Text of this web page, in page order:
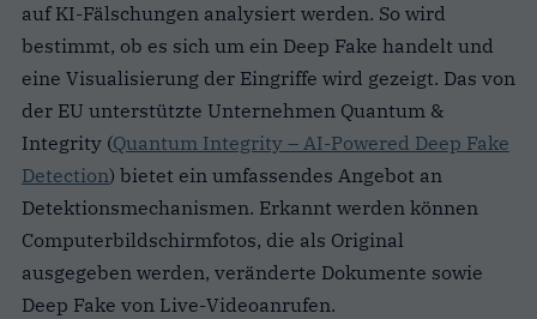
auf KI-Fälschungen analysiert werden. So wird
bestimmt, ob es sich um ein Deep Fake handelt und
eine Visualisierung der Eingriffe wird gezeigt. Das von
der EU unterstützte Unternehmen Quantum &
Integrity (Quantum Integrity – AI-Powered Deep Fake
Detection) bietet ein umfassendes Angebot an
Detektionsmechanismen. Erkannt werden können
Computerbildschirmfotos, die als Original
ausgegeben werden, veränderte Dokumente sowie
Deep Fake von Live-Videoanrufen.